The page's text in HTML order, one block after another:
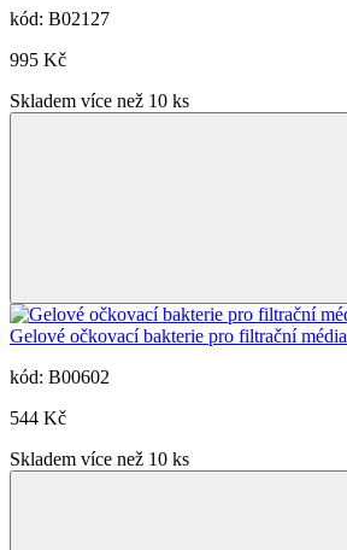
kód: B02127
995 Kč
Skladem více než 10 ks
Gelové očkovací bakterie pro filtrační
kód: B00602
544 Kč
Skladem více než 10 ks